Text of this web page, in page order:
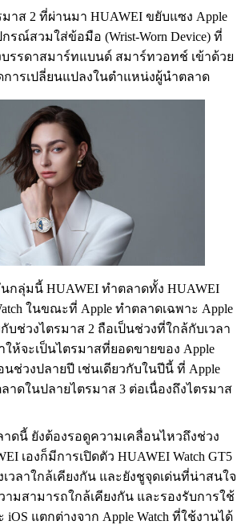
าส 2 ที่ผ่านมา HUAWEI ขยับแซง Apple
ณ์สวมใส่ข้อมือ (Wrist-Worn Device) ที่
รรดาสมาร์ทแบนด์ สมาร์ทวอทช์ เข้าด้วย
ารเปลี่ยนแปลงในตำแหน่งผู้นำตลาด
กลุ่มนี้ HUAWEI ทำตลาดทั้ง HUAWEI
ในขณะที่ Apple ทำตลาดเฉพาะ Apple
บช่วงไตรมาส 2 ถือเป็นช่วงที่ใกล้กับเวลา
ห้จะเป็นไตรมาสที่ยอดขายของ Apple
นช่วงปลายปี เช่นเดียวกับในปีนี้ ที่ Apple
ลาดในปลายไตรมาส 3 ต่อเนื่องถึงไตรมาส
ดนี้ ยังต้องรอดูความเคลื่อนไหวถึงช่วง
เองก็มีการเปิดตัว HUAWEI Watch GT5
วลาใกล้เคียงกัน และยังชูจุดเด่นที่น่าสนใจ
มสามารถใกล้เคียงกัน และรองรับการใช้
iOS แตกต่างจาก Apple Watch ที่ใช้งานได้